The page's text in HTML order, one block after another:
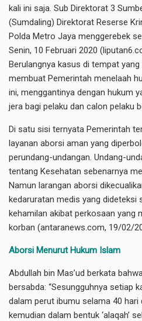
kali ini saja. Sub Direktorat 3
(Sumdaling) Direktorat Reserse
Polda Metro Jaya menggerebek
Senin, 10 Februari 2020
Berulangnya kasus di tempat
membuat Pemerintah menelaah
ini, menggantinya dengan hukum
jera bagi pelaku dan calon pelaku
Di satu sisi ternyata Pemerintah
layanan aborsi aman yang
perundang-undangan. Undang-
tentang Kesehatan sebenarnya
Namun larangan aborsi
kedaruratan medis yang dideteksi
kehamilan akibat perkosaan yang
korban (antaranews.com, 19/02/
Aborsi Menurut Hukum Islam
Abdullah bin Mas’ud berkata
bersabda: “Sesungguhnya setiap
dalam perut ibumu selama 40 hari
kemudian dalam bentuk ‘alaqah’